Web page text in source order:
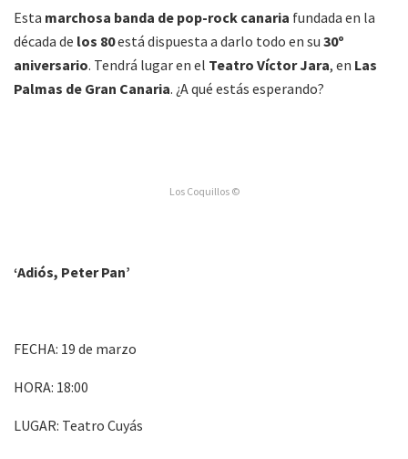
Esta marchosa banda de pop-rock canaria fundada en la
década de los 80está dispuesta a darlo todo en su 30º
aniversario. Tendrá lugar en el Teatro Víctor Jara, en Las
Palmas de Gran Canaria. ¿A qué estás esperando?
Los Coquillos ©
‘Adiós, Peter Pan’
FECHA: 19 de marzo
HORA: 18:00
LUGAR: Teatro Cuyás